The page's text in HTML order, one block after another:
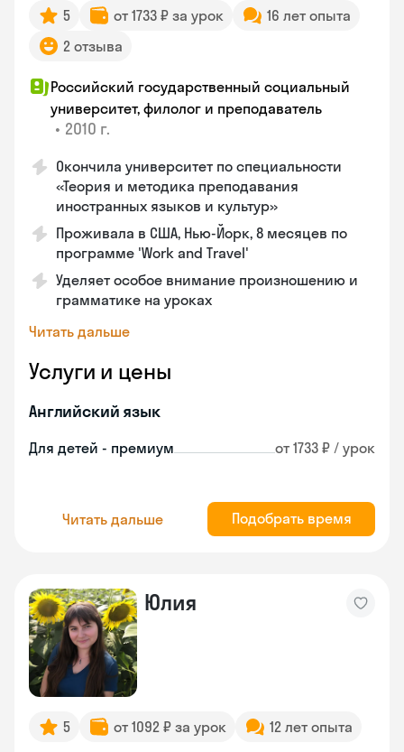
5 от 1733 ₽ за урок
16 лет опыта
2 отзыва
Российский государственный социальный
университет, филолог и преподаватель
• 2010 г.
Окончила университет по специальности
«Теория и методика преподавания
иностранных языков и культур»
Проживала в США, Нью-Йорк, 8 месяцев по
программе 'Work and Travel'
Уделяет особое внимание произношению и
грамматике на уроках
Читать дальше
Услуги и цены
Английский язык
Для детей - премиум от 1733 ₽ / урок
Читать дальше Подобрать время
Юлия
5 от 1092 ₽ за урок 12 лет опыта